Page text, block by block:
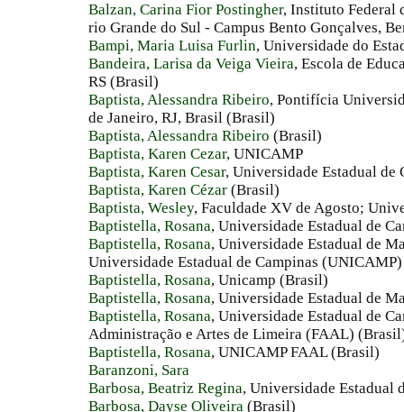
Balzan, Carina Fior Postingher, Instituto Federal
rio Grande do Sul - Campus Bento Gonçalves,
Bampi, Maria Luisa Furlin, Universidade do
Bandeira, Larisa da Veiga Vieira, Escola de
RS (Brasil)
Baptista, Alessandra Ribeiro, Pontifícia
de Janeiro, RJ, Brasil (Brasil)
Baptista, Alessandra Ribeiro (Brasil)
Baptista, Karen Cezar, UNICAMP
Baptista, Karen Cesar, Universidade Estadual de
Baptista, Karen Cézar (Brasil)
Baptista, Wesley, Faculdade XV de Agosto;
Baptistella, Rosana, Universidade Estadual de
Baptistella, Rosana, Universidade Estadual de
Universidade Estadual de Campinas
Baptistella, Rosana, Unicamp (Brasil)
Baptistella, Rosana, Universidade Estadual de
Baptistella, Rosana, Universidade Estadual de
Administração e Artes de Limeira (FAAL)
Baptistella, Rosana, UNICAMP FAAL (Brasil)
Baranzoni, Sara
Barbosa, Beatriz Regina, Universidade Estadual
Barbosa, Dayse Oliveira (Brasil)